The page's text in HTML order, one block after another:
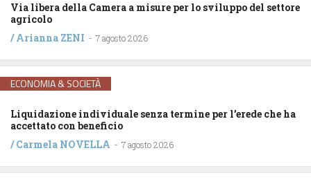
Via libera della Camera a misure per lo sviluppo del settore
agricolo
/Arianna ZENI - 7 agosto 2026
ECONOMIA & SOCIETÀ
Liquidazione individuale senza termine per l’erede che ha
accettato con beneficio
/Carmela NOVELLA - 7 agosto 2026